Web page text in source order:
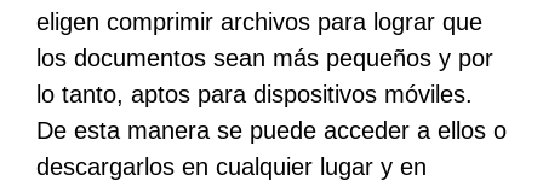
eligen comprimir archivos para lograr que
los documentos sean más pequeños y por
lo tanto, aptos para dispositivos móviles.
De esta manera se puede acceder a ellos o
descargarlos en cualquier lugar y en